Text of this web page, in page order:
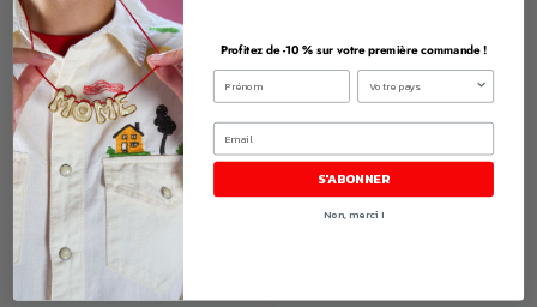
Profitez de -10 % sur votre première commande !
S'ABONNER
Non, merci !